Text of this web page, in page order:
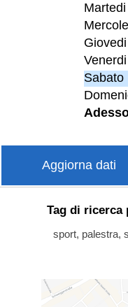
Martedi
Giovedi
Venerdi
Sabato
Aggiorna dati
Tag di ricerca
sport, palestra,